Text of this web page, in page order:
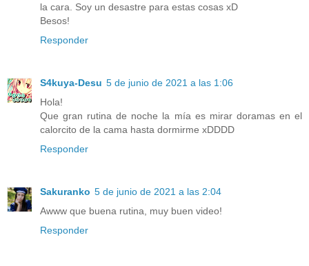
la cara. Soy un desastre para estas cosas xD
Besos!
Responder
S4kuya-Desu 5 de junio de 2021 a las 1:06
Hola!
Que gran rutina de noche la mía es mirar doramas en el
calorcito de la cama hasta dormirme xDDDD
Responder
Sakuranko 5 de junio de 2021 a las 2:04
Awww que buena rutina, muy buen video!
Responder